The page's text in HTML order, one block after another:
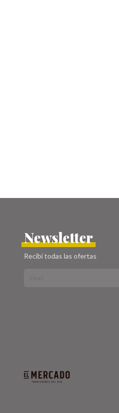
Newsletter
Recibí todas las ofertas